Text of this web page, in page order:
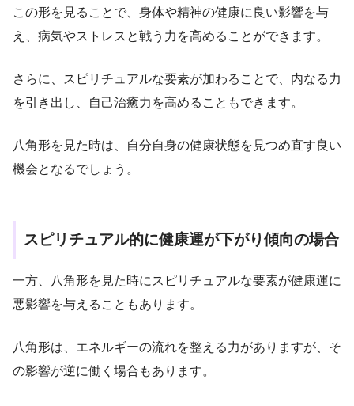
この形を見ることで、身体や精神の健康に良い影響を与
え、病気やストレスと戦う力を高めることができます。
さらに、スピリチュアルな要素が加わることで、内なる力
を引き出し、自己治癒力を高めることもできます。
八角形を見た時は、自分自身の健康状態を見つめ直す良い
機会となるでしょう。
スピリチュアル的に健康運が下がり傾向の場合
一方、八角形を見た時にスピリチュアルな要素が健康運に
悪影響を与えることもあります。
八角形は、エネルギーの流れを整える力がありますが、そ
の影響が逆に働く場合もあります。